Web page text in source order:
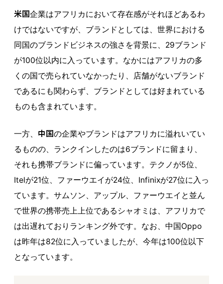
米国企業はアフリカにおいて存在感がそれほどあるわ
けではないですが、ブランドとしては、世界における
同国のブランドビジネスの強さを背景に、29ブランド
が100位以内に入っています。なかにはアフリカの多
くの国で売られていなかったり、店舗がないブランド
であるにも関わらず、ブランドとしては好まれている
ものも含まれています。
一方、 中国の企業やブランドはアフリカに溢れいてい
るものの、ランクインしたのは6ブランドに留まり、
それも携帯ブランドに偏っています。テクノが5位、
Itelが21位、ファーウエイが24位、Infinixが27位に入っ
ています。サムソン、アップル、ファーウエイと並ん
で世界の携帯売上上位であるシャオミは、アフリカで
は出遅れておりランキング外です。なお、中国Oppo
は昨年は82位に入っていましたが、今年は100位以下
となっています。